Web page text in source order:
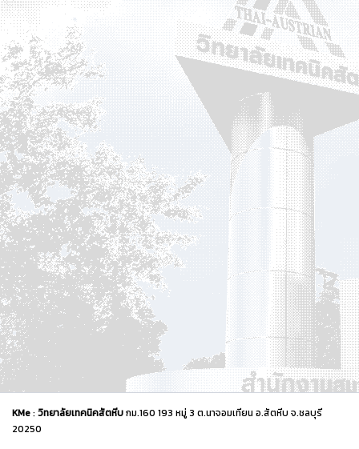
KMe: วิทยาลัยเทคนิคสัตหีบกม.160 193 หมู่ 3 ต.นาจอมเทียน อ.สัตหีบ จ.ชลบุรี
20250